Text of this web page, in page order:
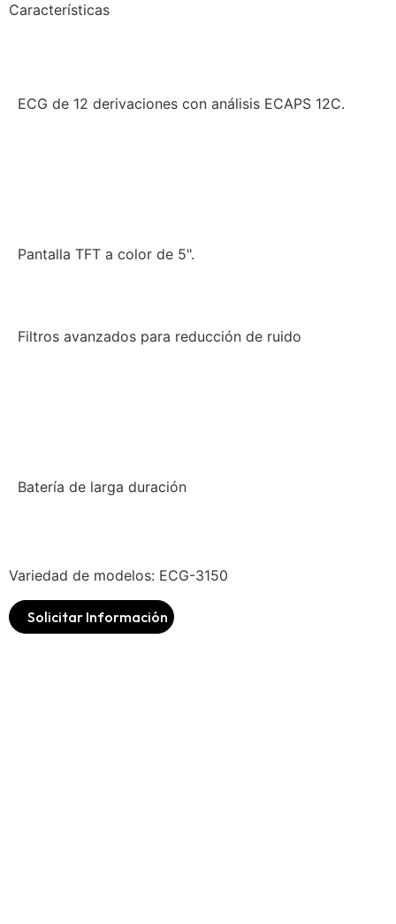
Características
ECG de 12 derivaciones con análisis ECAPS 12C.
Pantalla TFT a color de 5".
Filtros avanzados para reducción de ruido
Batería de larga duración
Variedad de modelos: ECG-3150
Solicitar Información